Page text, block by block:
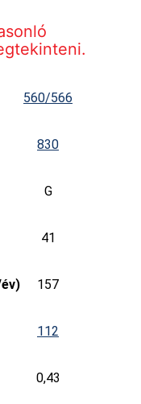
560/566
830
G
41
157
112
0,43